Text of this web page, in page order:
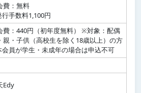
費：無料
手数料1,100円
費：440円（初年度無料） ※対象：配偶
親・子供（高校生を除く18歳以上）の方
員が学生・未成年の場合は申込不可
Edy